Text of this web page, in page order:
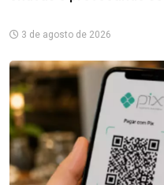
3 de agosto de 2026